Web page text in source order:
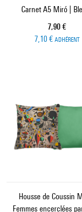
Carnet A5 Miró |
Prix ​​actuel
7,90 €
7,10 € ADHÉRENT
Housse de Coussin
Femmes encerclées